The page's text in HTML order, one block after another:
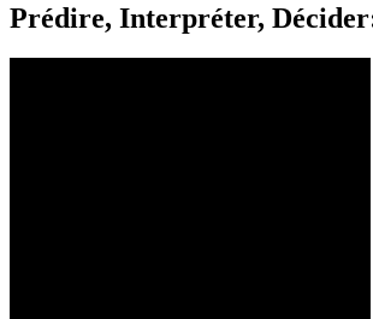
Prédire, Interpréter,